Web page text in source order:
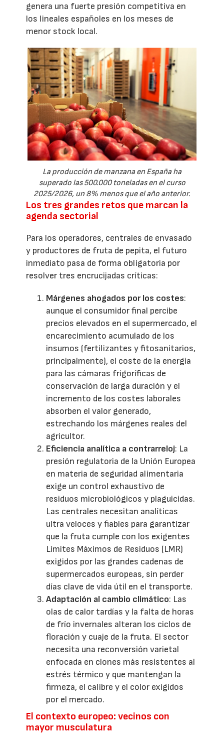
genera una fuerte presión competitiva en
los lineales españoles en los meses de
menor stock local.
La producción de manzana en España ha
superado las 500.000 toneladas en el curso
2025/2026, un 8% menos que el año anterior.
Los tres grandes retos que marcan la
agenda sectorial
Para los operadores, centrales de envasado
y productores de fruta de pepita, el futuro
inmediato pasa de forma obligatoria por
resolver tres encrucijadas críticas:
Márgenes ahogados por los costes:
aunque el consumidor final percibe
precios elevados en el supermercado, el
encarecimiento acumulado de los
insumos (fertilizantes y fitosanitarios,
principalmente), el coste de la energía
para las cámaras frigoríficas de
conservación de larga duración y el
incremento de los costes laborales
absorben el valor generado,
estrechando los márgenes reales del
agricultor.
Eficiencia analítica a contrarreloj: La
presión regulatoria de la Unión Europea
en materia de seguridad alimentaria
exige un control exhaustivo de
residuos microbiológicos y plaguicidas.
Las centrales necesitan analíticas
ultra veloces y fiables para garantizar
que la fruta cumple con los exigentes
Límites Máximos de Residuos (LMR)
exigidos por las grandes cadenas de
supermercados europeas, sin perder
días clave de vida útil en el transporte.
Adaptación al cambio climático: Las
olas de calor tardías y la falta de horas
de frío invernales alteran los ciclos de
floración y cuaje de la fruta. El sector
necesita una reconversión varietal
enfocada en clones más resistentes al
estrés térmico y que mantengan la
firmeza, el calibre y el color exigidos
por el mercado.
El contexto europeo: vecinos con
mayor musculatura